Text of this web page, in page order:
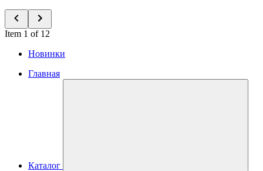
Item 1 of 12
Новинки
Главная
Каталог